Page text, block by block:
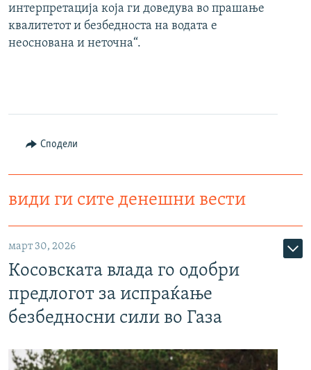
интерпретација која ги доведува во прашање
квалитетот и безбедноста на водата е
неоснована и неточна“.
Сподели
види ги сите денешни вести
март 30, 2026
Косовската влада го одобри
предлогот за испраќање
безбедносни сили во Газа